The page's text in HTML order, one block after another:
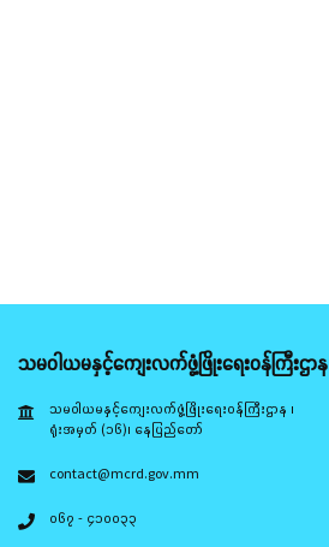
သမဝါယမနှင့်ကျေးလက်ဖွံ့ဖြိုးရေးဝန်ကြီးဌာန
သမဝါယမနှင့်ကျေးလက်ဖွံ့ဖြိုးရေးဝန်ကြီးဌာန ၊
ရုံးအမှတ် (၁၆)၊ နေပြည်တော်
contact@mcrd.gov.mm
၀၆၇ - ၄၁၀၀၃၃